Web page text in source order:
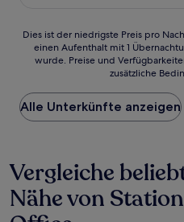
Dies
der
Preis
pro
Nacht,
den
letzten
24 Stunden
für
Dies ist der niedrigste Preis pro
einen Aufenthalt mit 1
wurde. Preise und
zusätzliche
Alle Unterkünfte anzeigen
Vergleiche
Nähe von